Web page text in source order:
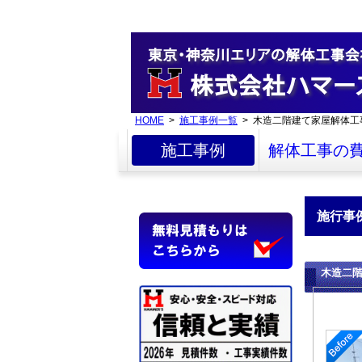
HOME > 施工事例一覧 > 木造二階建て家屋解体
施工事例 解体工事の
施行事
木造二